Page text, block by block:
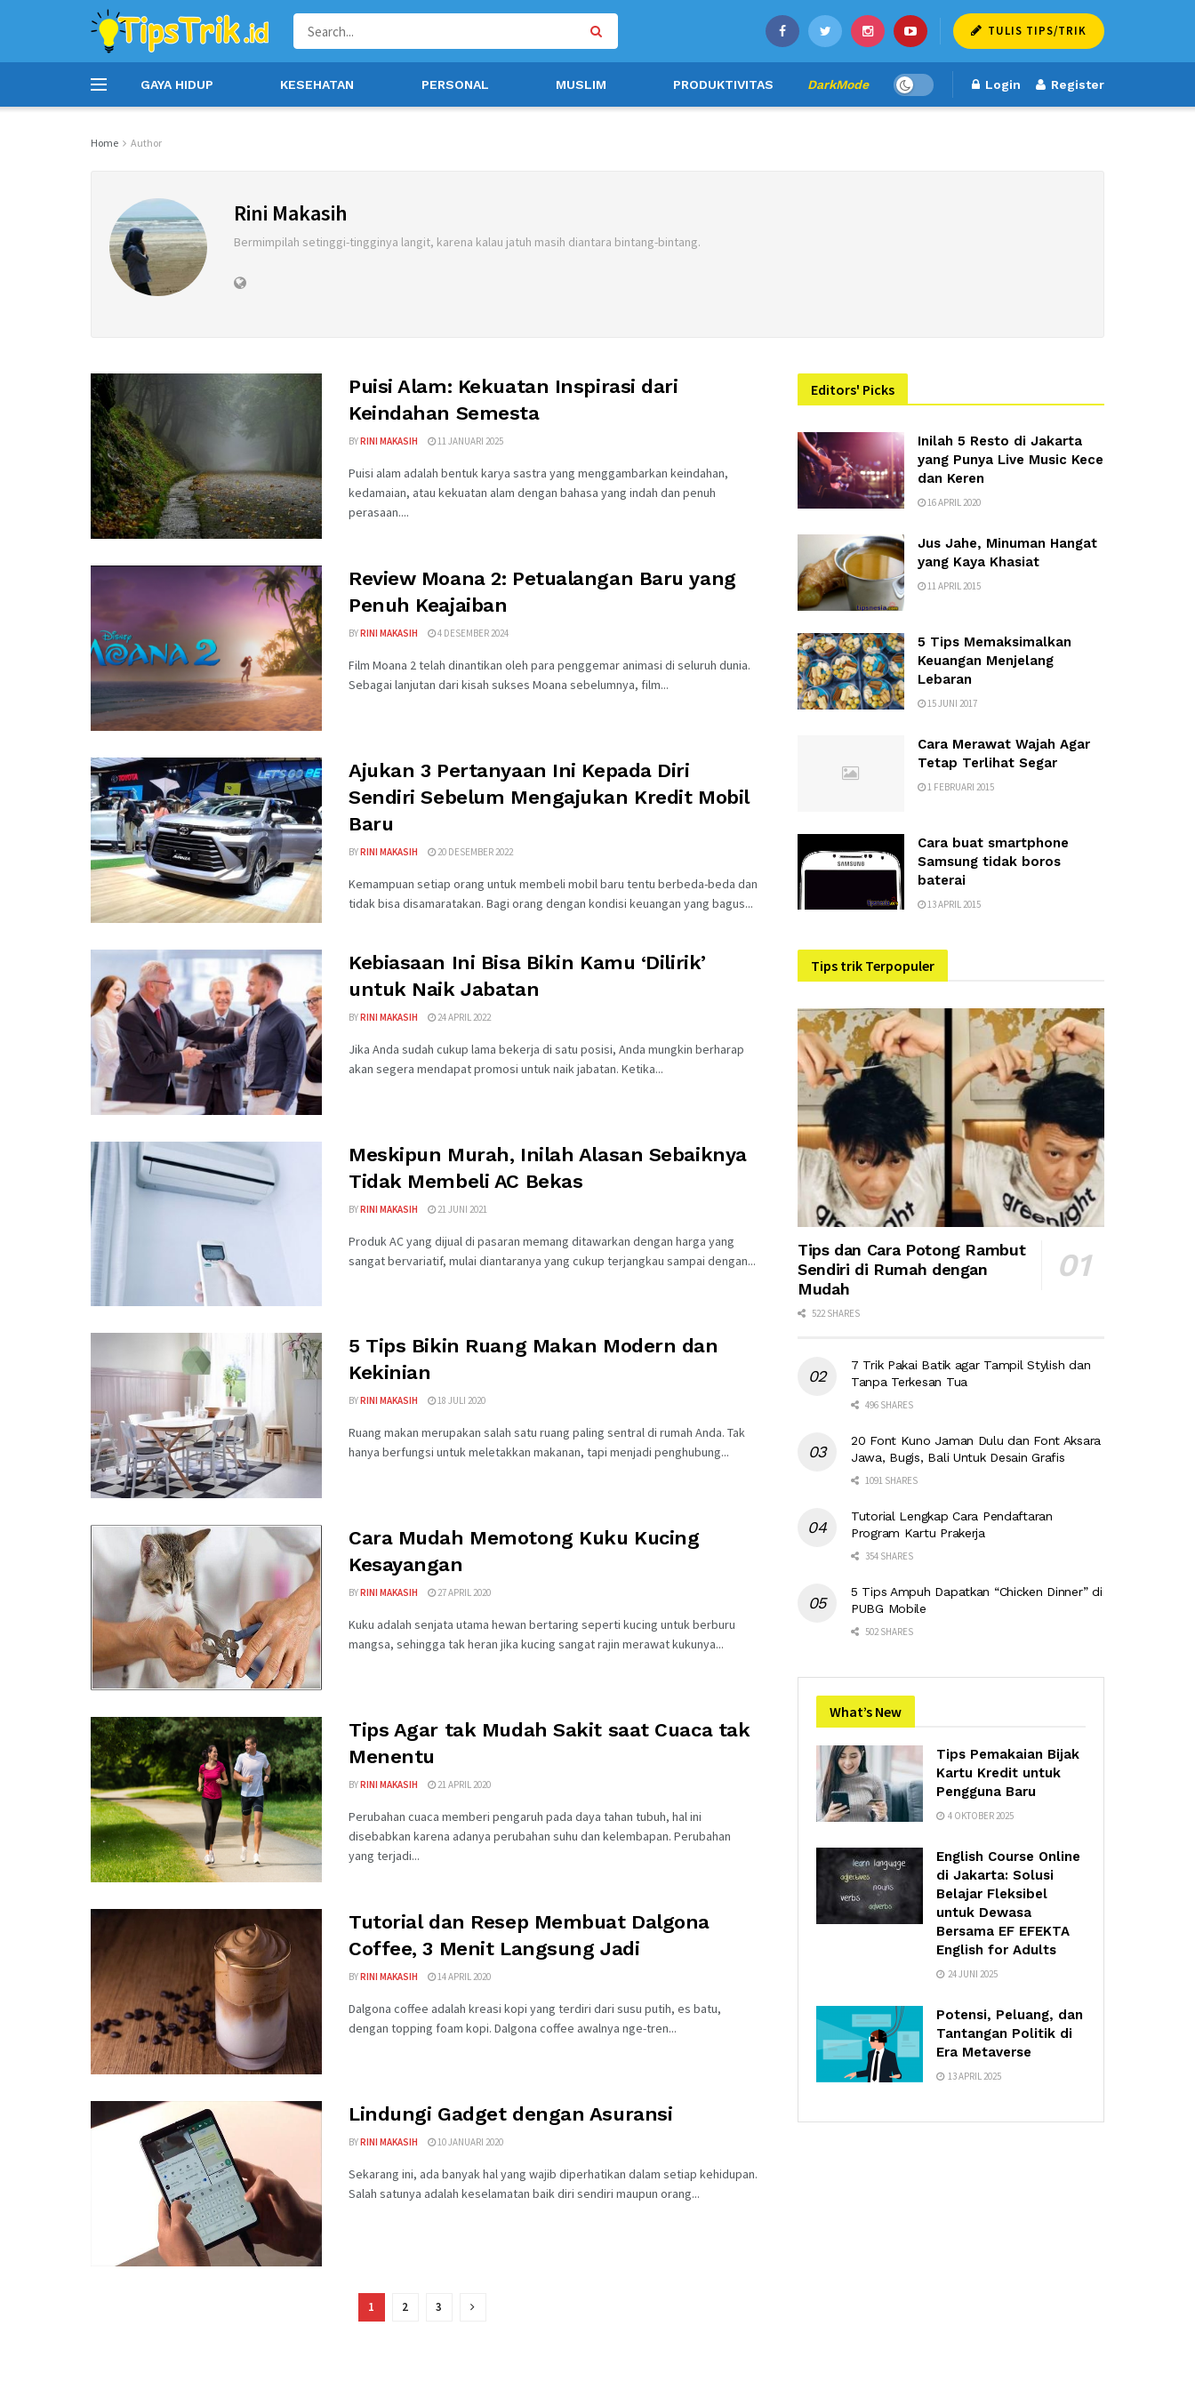
TULIS TIPS/TRIK
GAYA HIDUP KESEHATAN PERSONAL MUSLIM PRODUKTIVITAS DarkMode Login Register
Home Author
Rini Makasih
Bermimpilah setinggi-tingginya langit, karena kalau jatuh masih diantara bintang-bintang.
Puisi Alam: Kekuatan Inspirasi dari
Keindahan Semesta
BYRINI MAKASIH 11 JANUARI 2025
Puisi alam adalah bentuk karya sastra yang menggambarkan keindahan,
kedamaian, atau kekuatan alam dengan bahasa yang indah dan penuh
perasaan....
Review Moana 2: Petualangan Baru yang
Penuh Keajaiban
BYRINI MAKASIH 4 DESEMBER 2024
Film Moana 2 telah dinantikan oleh para penggemar animasi di seluruh dunia.
Sebagai lanjutan dari kisah sukses Moana sebelumnya, film...
Ajukan 3 Pertanyaan Ini Kepada Diri
Sendiri Sebelum Mengajukan Kredit Mobil
Baru
BYRINI MAKASIH 20 DESEMBER 2022
Kemampuan setiap orang untuk membeli mobil baru tentu berbeda-beda dan
tidak bisa disamaratakan. Bagi orang dengan kondisi keuangan yang bagus...
Kebiasaan Ini Bisa Bikin Kamu ‘Dilirik’
untuk Naik Jabatan
BYRINI MAKASIH 24 APRIL 2022
Jika Anda sudah cukup lama bekerja di satu posisi, Anda mungkin berharap
akan segera mendapat promosi untuk naik jabatan. Ketika...
Meskipun Murah, Inilah Alasan Sebaiknya
Tidak Membeli AC Bekas
BYRINI MAKASIH 21 JUNI 2021
Produk AC yang dijual di pasaran memang ditawarkan dengan harga yang
sangat bervariatif, mulai diantaranya yang cukup terjangkau sampai dengan...
5 Tips Bikin Ruang Makan Modern dan
Kekinian
BYRINI MAKASIH 18 JULI 2020
Ruang makan merupakan salah satu ruang paling sentral di rumah Anda. Tak
hanya berfungsi untuk meletakkan makanan, tapi menjadi penghubung...
Cara Mudah Memotong Kuku Kucing
Kesayangan
BYRINI MAKASIH 27 APRIL 2020
Kuku adalah senjata utama hewan bertaring seperti kucing untuk berburu
mangsa, sehingga tak heran jika kucing sangat rajin merawat kukunya...
Tips Agar tak Mudah Sakit saat Cuaca tak
Menentu
BYRINI MAKASIH 21 APRIL 2020
Perubahan cuaca memberi pengaruh pada daya tahan tubuh, hal ini
disebabkan karena adanya perubahan suhu dan kelembapan. Perubahan
yang terjadi...
Tutorial dan Resep Membuat Dalgona
Coffee, 3 Menit Langsung Jadi
BYRINI MAKASIH 14 APRIL 2020
Dalgona coffee adalah kreasi kopi yang terdiri dari susu putih, es batu,
dengan topping foam kopi. Dalgona coffee awalnya nge-tren...
Lindungi Gadget dengan Asuransi
BYRINI MAKASIH 10 JANUARI 2020
Sekarang ini, ada banyak hal yang wajib diperhatikan dalam setiap kehidupan.
Salah satunya adalah keselamatan baik diri sendiri maupun orang...
1 2 3
Editors' Picks
Inilah 5 Resto di Jakarta
yang Punya Live Music Kece
dan Keren
16 APRIL 2020
Jus Jahe, Minuman Hangat
yang Kaya Khasiat
11 APRIL 2015
5 Tips Memaksimalkan
Keuangan Menjelang
Lebaran
15 JUNI 2017
Cara Merawat Wajah Agar
Tetap Terlihat Segar
1 FEBRUARI 2015
Cara buat smartphone
Samsung tidak boros
baterai
13 APRIL 2015
Tips trik Terpopuler
Tips dan Cara Potong Rambut
Sendiri di Rumah dengan
Mudah
522 SHARES
7 Trik Pakai Batik agar Tampil Stylish dan
Tanpa Terkesan Tua
496 SHARES
20 Font Kuno Jaman Dulu dan Font Aksara
Jawa, Bugis, Bali Untuk Desain Grafis
1091 SHARES
Tutorial Lengkap Cara Pendaftaran
Program Kartu Prakerja
354 SHARES
5 Tips Ampuh Dapatkan “Chicken Dinner” di
PUBG Mobile
502 SHARES
What’s New
Tips Pemakaian Bijak
Kartu Kredit untuk
Pengguna Baru
4 OKTOBER 2025
English Course Online
di Jakarta: Solusi
Belajar Fleksibel
untuk Dewasa
Bersama EF EFEKTA
English for Adults
24 JUNI 2025
Potensi, Peluang, dan
Tantangan Politik di
Era Metaverse
13 APRIL 2025